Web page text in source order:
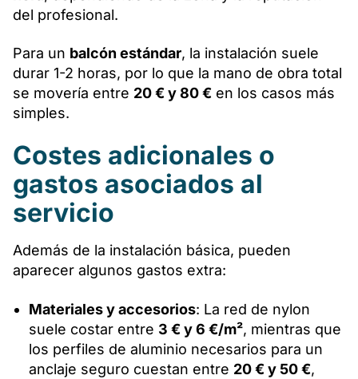
del profesional.
Para un balcón estándar, la instalación suele
durar 1-2 horas, por lo que la mano de obra total
se movería entre 20 € y 80 € en los casos más
simples.
Costes adicionales o
gastos asociados al
servicio
Además de la instalación básica, pueden
aparecer algunos gastos extra:
Materiales y accesorios: La red de nylon
suele costar entre 3 € y 6 €/m², mientras que
los perfiles de aluminio necesarios para un
anclaje seguro cuestan entre 20 € y 50 €,